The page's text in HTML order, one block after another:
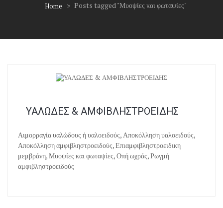
Home > Posts tagged "Μυοψίες και φωταψίες"
ΥΑΛΩΔΕΣ & ΑΜΦΙΒΛΗΣΤΡΟΕΙΔΗΣ
Αιμορραγία υαλώδους ή υαλοειδούς, Αποκόλληση υαλοειδούς,
Αποκόλληση αμφιβληστροειδούς, Επιαμφιβληστροειδικη
μεμβράνη, Μυοψίες και φωταψίες, Οπή ωχράς, Ρωγμή
αμφιβληστροειδούς